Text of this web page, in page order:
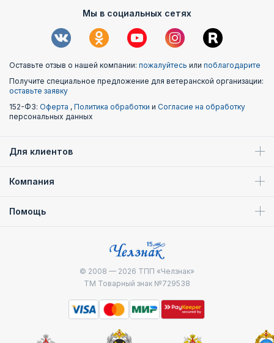
Мы в социальных сетях
Оставьте отзыв о нашей компании: пожалуйтесь или поблагодарите
Получите специальное предложение для ветеранской организации:
оставьте заявку
152-ФЗ: Оферта , Политика обработки и Согласие на обработку
персональных данных
Для клиентов
Компания
Помощь
© 2008 — 2026 ТПП «Челзнак»
ТМ Товарный знак №729538